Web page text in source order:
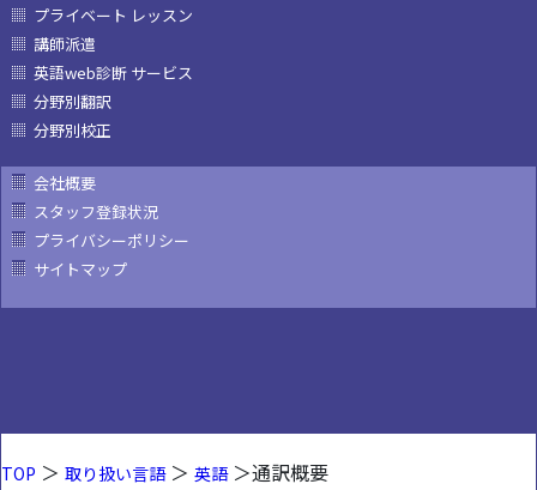
TOP ＞ 取り扱い言語＞ 英語＞通訳概要